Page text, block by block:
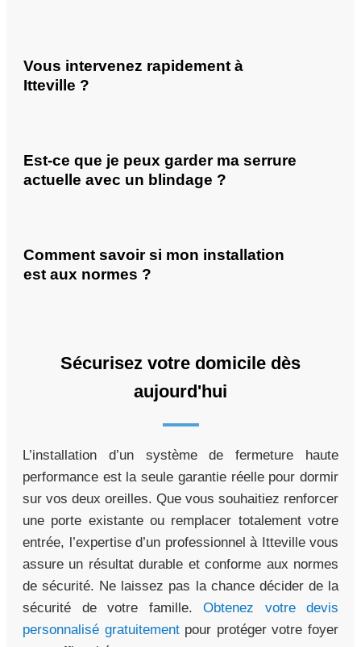
Vous intervenez rapidement à
Itteville ?
Est-ce que je peux garder ma serrure
actuelle avec un blindage ?
Comment savoir si mon installation
est aux normes ?
Sécurisez votre domicile dès
aujourd'hui
L’installation d’un système de fermeture haute
performance est la seule garantie réelle pour dormir
sur vos deux oreilles. Que vous souhaitiez renforcer
une porte existante ou remplacer totalement votre
entrée, l’expertise d’un professionnel à Itteville vous
assure un résultat durable et conforme aux normes
de sécurité. Ne laissez pas la chance décider de la
sécurité de votre famille. Obtenez votre devis
personnalisé gratuitementpour protéger votre foyer